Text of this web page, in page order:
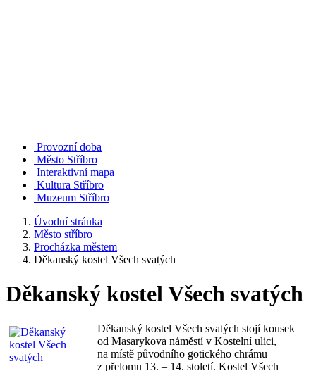
Provozní doba
Město Stříbro
Interaktivní mapa
Kultura Stříbro
Muzeum Stříbro
Úvodní stránka
Město stříbro
Procházka městem
Děkanský kostel Všech svatých
Děkanský kostel Všech svatých
Děkanský kostel Všech svatých stojí kousek
od Masarykova náměstí v Kostelní ulici,
na místě původního gotického chrámu
z přelomu 13. – 14. století. Kostel Všech